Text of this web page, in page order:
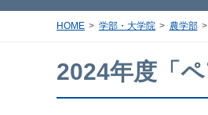
HOME 学部・大学院 農学部
2024年度「